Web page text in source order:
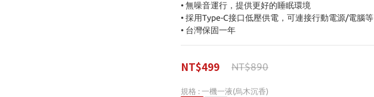
• 無噪音運行，提供更好的睡眠環境
• 採用Type-C接口低壓供電，可連接行動電源/電腦等
• 台灣保固一年
NT$890
NT$499
規格 : 一機一液(烏木沉香)